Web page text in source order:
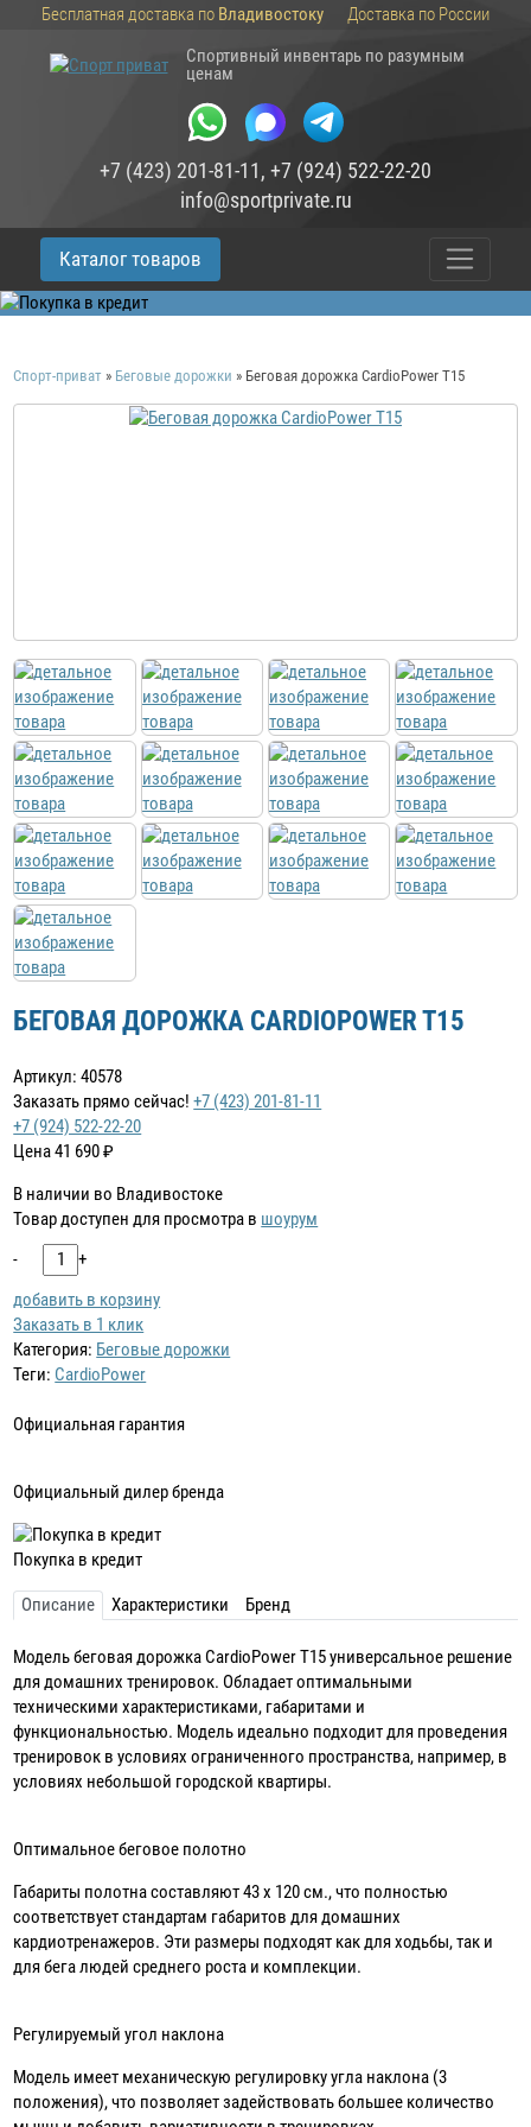
Бесплатная доставка по Владивостоку
Доставка по России
Спортивный инвентарь по разумным
ценам
+7 (423) 201-81-11, +7 (924) 522-22-20
info@sportprivate.ru
Каталог товаров
Спорт-приват » Беговые дорожки » Беговая дорожка CardioPower T15
БЕГОВАЯ ДОРОЖКА CARDIOPOWER T15
Артикул: 40578
Заказать прямо сейчас! +7 (423) 201-81-11
+7 (924) 522-22-20
Цена41 690₽
В наличии во Владивостоке
Товар доступен для просмотра в шоурум
-
+
добавить в корзину
Заказать в 1 клик
Категория: Беговые дорожки
Теги: CardioPower
Официальная гарантия
Официальный дилер бренда
Покупка в кредит
Описание Характеристики Бренд
Модель беговая дорожка CardioPower T15 универсальное решение
для домашних тренировок. Обладает оптимальными
техническими характеристиками, габаритами и
функциональностью. Модель идеально подходит для проведения
тренировок в условиях ограниченного пространства, например, в
условиях небольшой городской квартиры.
Оптимальное беговое полотно
Габариты полотна составляют 43 х 120 см., что полностью
соответствует стандартам габаритов для домашних
кардиотренажеров. Эти размеры подходят как для ходьбы, так и
для бега людей среднего роста и комплекции.
Регулируемый угол наклона
Модель имеет механическую регулировку угла наклона (3
положения), что позволяет задействовать большее количество